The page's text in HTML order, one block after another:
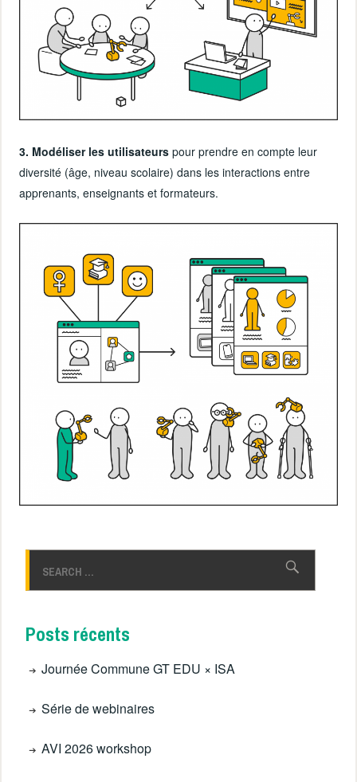
3. Modéliser les utilisateurs pour prendre en compte leur
diversité (âge, niveau scolaire) dans les interactions entre
apprenants, enseignants et formateurs.
Posts récents
Journée Commune GT EDU × ISA
Série de webinaires
AVI 2026 workshop